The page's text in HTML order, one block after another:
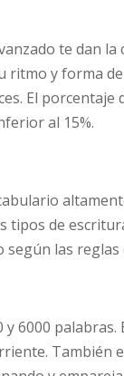
te dan
ritmo y forma
El
al 15%.
tipos de
las
y 6000
También